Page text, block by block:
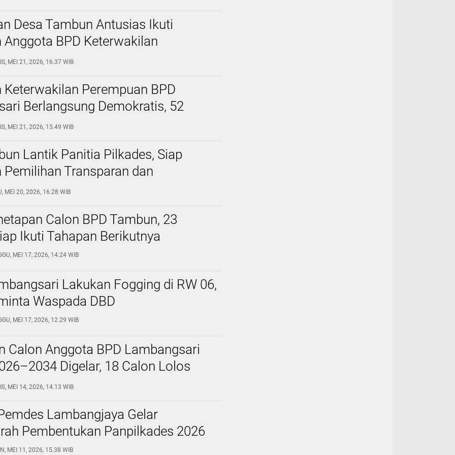
Desa Tambun Antusias Ikuti
Anggota BPD Keterwakilan
MEI 21, 2026, 16.37 WIB
Keterwakilan Perempuan BPD
Berlangsung Demokratis, 52
Hak Suara
MEI 21, 2026, 15.49 WIB
Lantik Panitia Pilkades, Siap
Pemilihan Transparan dan
MEI 20, 2026, 16.28 WIB
Calon BPD Tambun, 23
Ikuti Tahapan Berikutnya
MEI 17, 2026, 14.24 WIB
Lakukan Fogging di RW 06,
Waspada DBD
MEI 17, 2026, 12.29 WIB
Calon Anggota BPD Lambangsari
Digelar, 18 Calon Lolos
MEI 14, 2026, 14.13 WIB
Lambangjaya Gelar
Pembentukan Panpilkades 2026
MEI 11, 2026, 15.38 WIB